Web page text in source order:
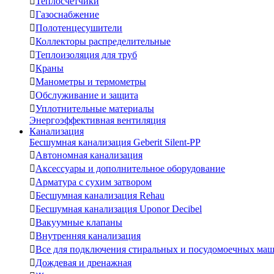
Газоснабжение
Полотенцесушители
Коллекторы распределительные
Теплоизоляция для труб
Краны
Манометры и термометры
Обслуживание и защита
Уплотнительные материалы
Энергоэффективная вентиляция
Канализация
Бесшумная канализация Geberit Silent-PP
Автономная канализация
Аксессуары и дополнительное оборудование
Арматура с сухим затвором
Бесшумная канализация Rehau
Бесшумная канализация Uponor Decibel
Вакуумные клапаны
Внутренняя канализация
Все для подключения стиральных и посудомоечных
Дождевая и дренажная